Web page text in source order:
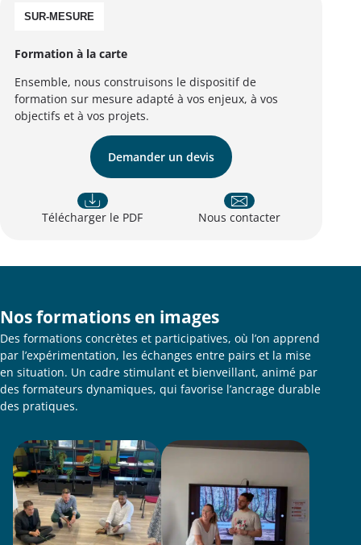
SUR-MESURE
Formation à la carte
Ensemble, nous construisons le dispositif de
formation sur mesure adapté à vos enjeux, à vos
objectifs et à vos projets.
Demander un devis
Télécharger le PDF Nous contacter
Nos formations en images
Des formations concrètes et participatives, où l’on apprend
par l’expérimentation, les échanges entre pairs et la mise
en situation. Un cadre stimulant et bienveillant, animé par
des formateurs dynamiques, qui favorise l’ancrage durable
des pratiques.